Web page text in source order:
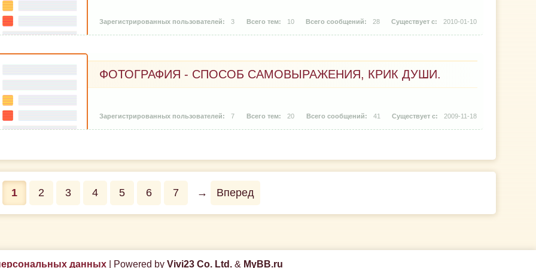
3 10 28 2010-01-10
ФОТОГРАФИЯ - СПОСОБ САМОВЫРАЖЕНИЯ, КРИК ДУШИ.
7 20 41 2009-11-18
1 2 3 4 5 6 7 → Вперед
данных| Powered by Vivi23 Co. Ltd.& MyBB.ru